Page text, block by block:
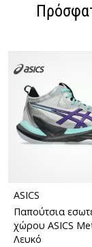
ASICS
Παπούτσια
χώρου ASICS
Λευκό